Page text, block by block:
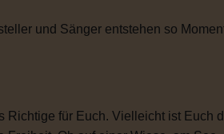
und Sänger entstehen so
für Euch. Vielleicht ist Euch